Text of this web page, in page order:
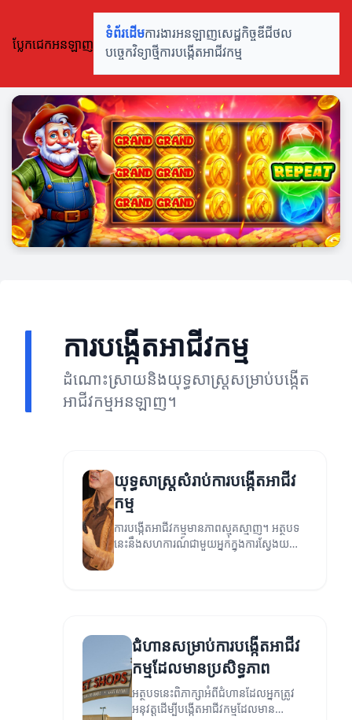
ប្លែកជេកអនឡាញ
ទំព័រដើមការងារអនឡាញសេដ្ឋកិច្ចឌីជីថល
បច្ចេកវិទ្យាថ្មីការបង្កើតអាជីវកម្ម
ការបង្កើតអាជីវកម្ម
ដំណោះស្រាយនិងយុទ្ធសាស្ត្រសម្រាប់បង្កើត
អាជីវកម្មអនឡាញ។
យុទ្ធសាស្ត្រសំរាប់ការបង្កើតអាជីវ
កម្ម
ការបង្កើតអាជីវកម្មមានភាពស្មុគស្មាញ។ អត្ថបទ
នេះនឹងសហការណ៍ជាមួយអ្នកក្នុងការស្វែងយល់ពី
ជំហានសម្រាប់ការបង្កើតអាជីវ
កម្មដែលមានប្រសិទ្ធភាព
អត្ថបទនេះពិភាក្សាអំពីជំហានដែលអ្នកត្រូវ
អនុវត្តដើម្បីបង្កើតអាជីវកម្មដែលមាន